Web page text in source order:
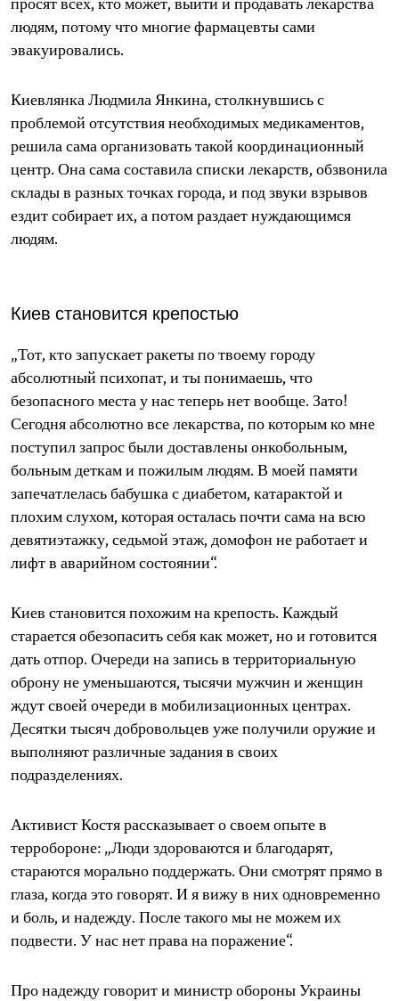
людям, потому что многие фармацевты сами
эвакуировались.
Киевлянка Людмила Янкина, столкнувшись с
проблемой отсутствия необходимых медикаментов,
решила сама организовать такой координационный
центр. Она сама составила списки лекарств, обзвонила
склады в разных точках города, и под звуки взрывов
ездит собирает их, а потом раздает нуждающимся
людям.
Киев становится крепостью
„Тот, кто запускает ракеты по твоему городу
абсолютный психопат, и ты понимаешь, что
безопасного места у нас теперь нет вообще. Зато!
Сегодня абсолютно все лекарства, по которым ко мне
поступил запрос были доставлены онкобольным,
больным деткам и пожилым людям. В моей памяти
запечатлелась бабушка с диабетом, катарактой и
плохим слухом, которая осталась почти сама на всю
девятиэтажку, седьмой этаж, домофон не работает и
лифт в аварийном состоянии“.
Киев становится похожим на крепость. Каждый
старается обезопасить себя как может, но и готовится
дать отпор. Очереди на запись в территориальную
оброну не уменьшаются, тысячи мужчин и женщин
ждут своей очереди в мобилизационных центрах.
Десятки тысяч добровольцев уже получили оружие и
выполняют различные задания в своих
подразделениях.
Активист Костя рассказывает о своем опыте в
терробороне: „Люди здороваются и благодарят,
стараются морально поддержать. Они смотрят прямо в
глаза, когда это говорят. И я вижу в них одновременно
и боль, и надежду. После такого мы не можем их
подвести. У нас нет права на поражение“.
Про надежду говорит и министр обороны Украины